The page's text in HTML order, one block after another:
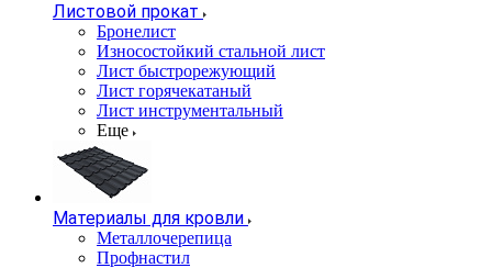
Листовой прокат
Бронелист
Износостойкий стальной лист
Лист быстрорежующий
Лист горячекатаный
Лист инструментальный
Еще
Материалы для кровли
Металлочерепица
Профнастил